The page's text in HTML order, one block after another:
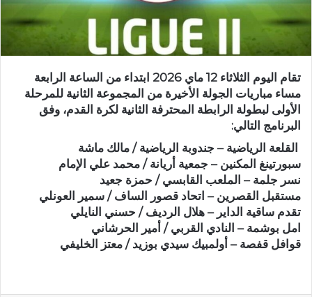
تقام اليوم الثلاثاء 12 ماي 2026 ابتداء من الساعة الرابعة
مساء مباريات الجولة الأخيرة من المجموعة الثانية للمرحلة
الأولى لبطولة الرابطة المحترفة الثانية لكرة القدم، وفق
البرنامج التالي:
القلعة الرياضية – جندوبة الرياضية / مالك ماشة
سبورتينغ المكنين – جمعية أريانة / محمد علي الإمام
نسر جلمة – الملعب القابسي / حمزة جعيد
مستقبل القصرين – اتحاد قصور الساف / سمير العونلي
تقدم ساقية الداير – هلال الرديف / حسني النايلي
امل بوشمة – النادي القربي / أمير الحرشاني
قوافل قفصة – أولمبيك سيدي بوزيد / معتز الخليفي